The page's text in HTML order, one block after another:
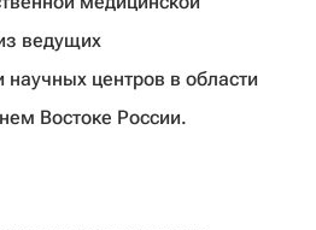
ведущих
центров в области
Востоке России.